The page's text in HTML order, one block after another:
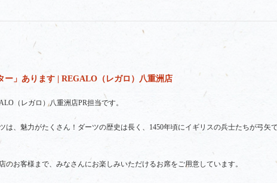
ー」あります | REGALO（レガロ）八重洲店
（レガロ）八重洲店PR担当です。
は、魅力がたくさん！ダーツの歴史は長く、1450年頃にイギリスの兵士たちが弓矢
のお客様まで、みなさんにお楽しみいただけるお席をご用意しています。